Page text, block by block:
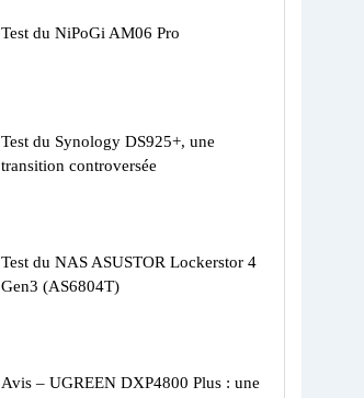
Test du NiPoGi AM06 Pro
Test du Synology DS925+, une
transition controversée
Test du NAS ASUSTOR Lockerstor 4
Gen3 (AS6804T)
Avis – UGREEN DXP4800 Plus : une